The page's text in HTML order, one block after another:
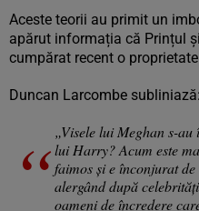
Aceste teorii au primit un
apărut informația că Prințul
cumpărat recent o
Duncan Larcombe subliniază:
„Visele lui Meghan s-
lui Harry? Acum este
faimos și e înconjurat
alergând după
oameni de încredere